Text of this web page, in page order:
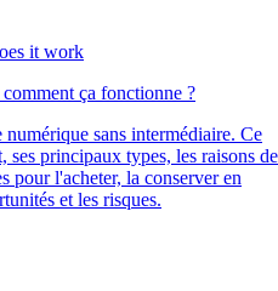
ça fonctionne ?
sans intermédiaire. Ce
principaux types, les raisons de
pour l'acheter, la conserver en
et les risques.